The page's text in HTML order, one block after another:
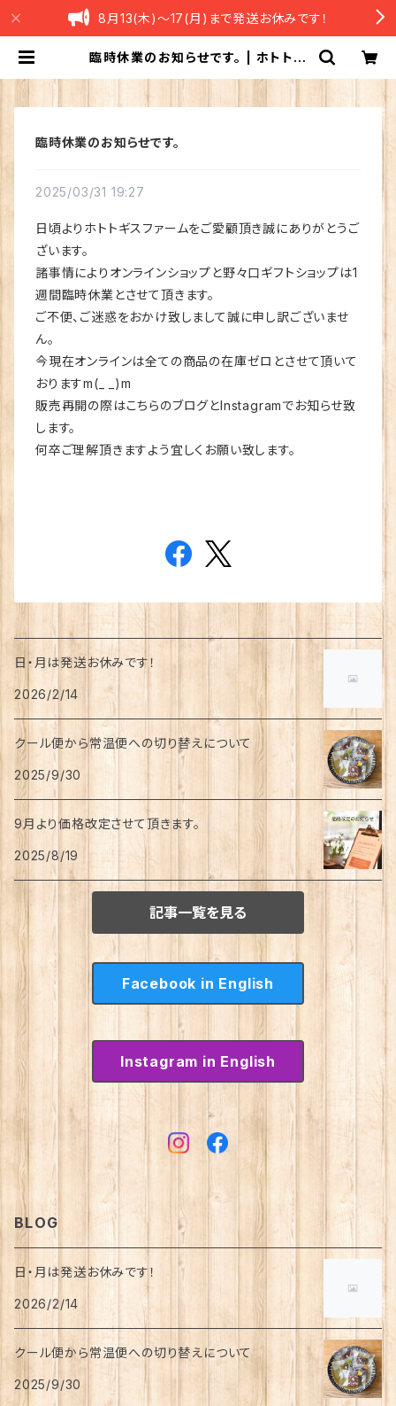
8月13(木)〜17(月)まで発送お休みです！
臨時休業のお知らせです。 | ホトトギ
インショップ
臨時休業のお知らせです。
2025/03/31 19:27
日頃よりホトトギスファームをご愛顧頂き誠にありがとうご
ざいます。
諸事情によりオンラインショップと野々口ギフトショップは1
週間臨時休業とさせて頂きます。
ご不便、ご迷惑をおかけ致しまして誠に申し訳ございませ
ん。
今現在オンラインは全ての商品の在庫ゼロとさせて頂いて
おりますm(_ _)m
販売再開の際はこちらのブログとInstagramでお知らせ致
します。
何卒ご理解頂きますよう宜しくお願い致します。
日・月は発送お休みです！
2026/2/14
クール便から常温便への切り替えについて
2025/9/30
9月より価格改定させて頂きます。
2025/8/19
記事一覧を見る
Facebook in English
Instagram in English
BLOG
日・月は発送お休みです！
2026/2/14
クール便から常温便への切り替えについて
2025/9/30